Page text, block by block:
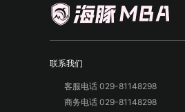
联系我们
客服电话 029-81148298
商务电话 029-81148298